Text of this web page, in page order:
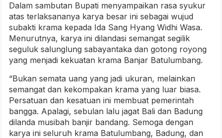
Dalam sambutan Bupati menyampaikan rasa syukur
atas terlaksananya karya besar ini sebagai wujud
subakti krama kepada Ida Sang Hyang Widhi Wasa.
Menurutnya, karya ini dilandasi semangat segilik
seguluk salunglung sabayantaka dan gotong royong
yang menjadi kekuatan krama Banjar Batulumbang.
“Bukan semata uang yang jadi ukuran, melainkan
semangat dan kekompakan krama yang luar biasa.
Persatuan dan kesatuan ini membuat pemerintah
bangga. Apalagi, sebulan lalu jagat Bali dan Badung
dilanda musibah banjir bandang. Semoga dengan
karya ini seluruh krama Batulumbang, Badung, dan